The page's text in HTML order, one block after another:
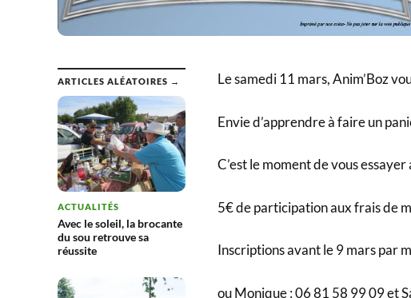
ARTICLES ALÉATOIRES →
ACTUALITÉS
Avec le soleil, la brocante
du sou retrouve sa
réussite
Le samedi 11 mars, Anim’Boz
Envie d’apprendre à faire un
C’est le moment de vous
5€ de participation aux frais de
Inscriptions avant le 9 mars par
ou Monique : 06 81 58 99 09 et